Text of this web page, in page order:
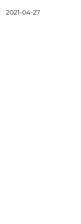
2021-04-27